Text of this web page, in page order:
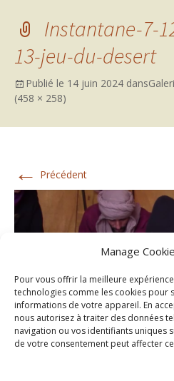
Manage
Pour vous offrir la meilleure
technologies comme les cookies pour
informations de votre appareil. En
nous autorisez à traiter des données
navigation ou vos identifiants uniques
de votre consentement peut affecter
Instantane-7-
13-jeu-du-desert
Publié le 14 juin 2024 dans
(458 × 258)
← Précédent